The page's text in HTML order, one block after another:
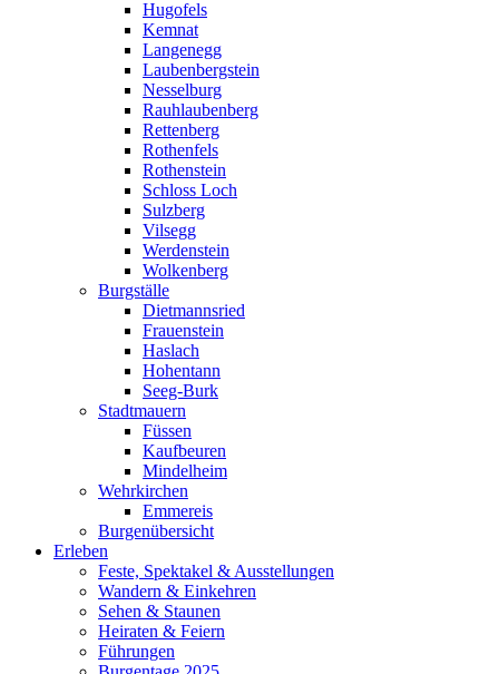
Hugofels
Kemnat
Langenegg
Laubenbergstein
Nesselburg
Rauhlaubenberg
Rettenberg
Rothenfels
Rothenstein
Schloss Loch
Sulzberg
Vilsegg
Werdenstein
Wolkenberg
Burgställe
Dietmannsried
Frauenstein
Haslach
Hohentann
Seeg-Burk
Stadtmauern
Füssen
Kaufbeuren
Mindelheim
Wehrkirchen
Emmereis
Burgenübersicht
Erleben
Feste, Spektakel & Ausstellungen
Wandern & Einkehren
Sehen & Staunen
Heiraten & Feiern
Führungen